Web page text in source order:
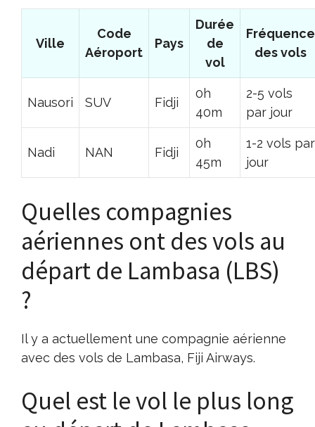
Ville
Code
Aéroport
Pays
Durée
de
vol
Fréquence
des vols
Nausori SUV Fidji
0h
40m
2-5 vols
par jour
Nadi NAN Fidji
0h
45m
1-2 vols par
jour
Quelles compagnies
aériennes ont des vols au
départ de Lambasa (LBS)
?
Il y a actuellement une compagnie aérienne
avec des vols de Lambasa, Fiji Airways.
Quel est le vol le plus long